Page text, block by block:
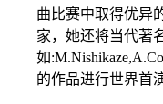
曲比赛中取得优异
家，她还将当代著
如
的作品进行世界首